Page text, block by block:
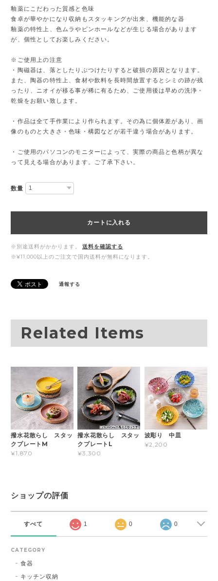
釉薬にこだわった質感と色味
食卓が華やかになり収納もスタッキングが出来、機能的な器
釉薬の特性上、色ムラやピンホールなどが生じる場合があります
が、個性としてお楽しみください。
※ご使用上の注意
・陶磁器は、落としたりぶつけたりすると破損の原因となります。
また、陶器の特性上、食材や飲料を長時間放置するとシミの跡が残
ったり、ニオイが移る事が稀に有るため、ご使用後は早めの洗浄・
乾燥をお願い致します。
・作品は全て手作業により作られます。その為に個体差があり、画
像のものと大きさ・色味・構図などが若干違う場合があります。
・ご使用のパソコンのモニターによって、実際の商品と色柄が異な
って見える場合があります。ご了承下さい。
数量
カートに入れる
※別途送料がかかります。
送料を確認する
※¥11,000以上のご注文で国内送料が無料になります。
通報する
Related Items
撥水花散らし スタッ
クプレートM
¥1,870
撥水花散らし スタッ
クプレートL
¥3,300
波彫り 中皿
¥2,200
ショップの評価
すべて 1 0 0
CATEGORY
食器
キッチン収納